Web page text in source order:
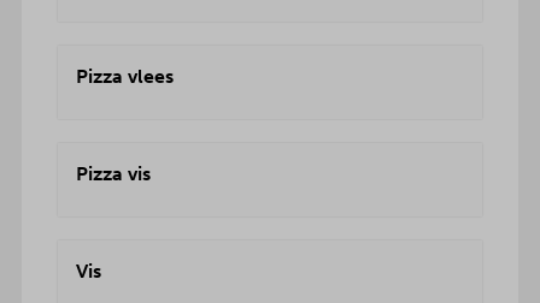
Pizza vlees
Pizza vis
Vis